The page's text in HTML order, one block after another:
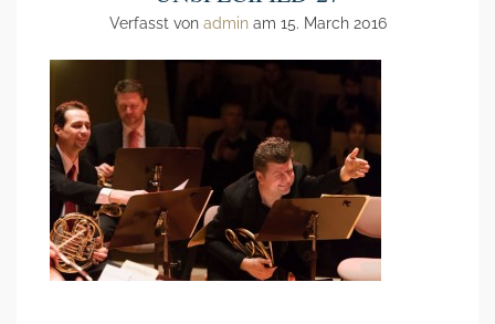
Verfasst von adminam 15. March 2016